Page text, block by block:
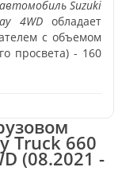
Suzuki
4WDобладает
с объемом
просвета) - 160
Truck 660
(08.2021 -